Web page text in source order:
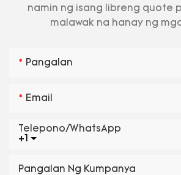
namin ng isang libreng quote
malawak na hanay ng
Pangalan
Email
+1
Telepono/WhatsApp
Pangalan Ng Kumpanya